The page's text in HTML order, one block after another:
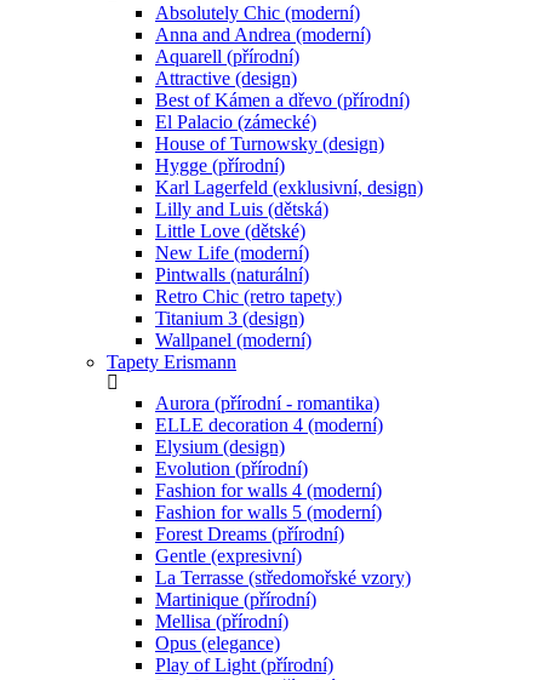
Absolutely Chic (moderní)
Anna and Andrea (moderní)
Aquarell (přírodní)
Attractive (design)
Best of Kámen a dřevo (přírodní)
El Palacio (zámecké)
House of Turnowsky (design)
Hygge (přírodní)
Karl Lagerfeld (exklusivní, design)
Lilly and Luis (dětská)
Little Love (dětské)
New Life (moderní)
Pintwalls (naturální)
Retro Chic (retro tapety)
Titanium 3 (design)
Wallpanel (moderní)
Tapety Erismann
Aurora (přírodní - romantika)
ELLE decoration 4 (moderní)
Elysium (design)
Evolution (přírodní)
Fashion for walls 4 (moderní)
Fashion for walls 5 (moderní)
Forest Dreams (přírodní)
Gentle (expresivní)
La Terrasse (středomořské vzory)
Martinique (přírodní)
Mellisa (přírodní)
Opus (elegance)
Play of Light (přírodní)